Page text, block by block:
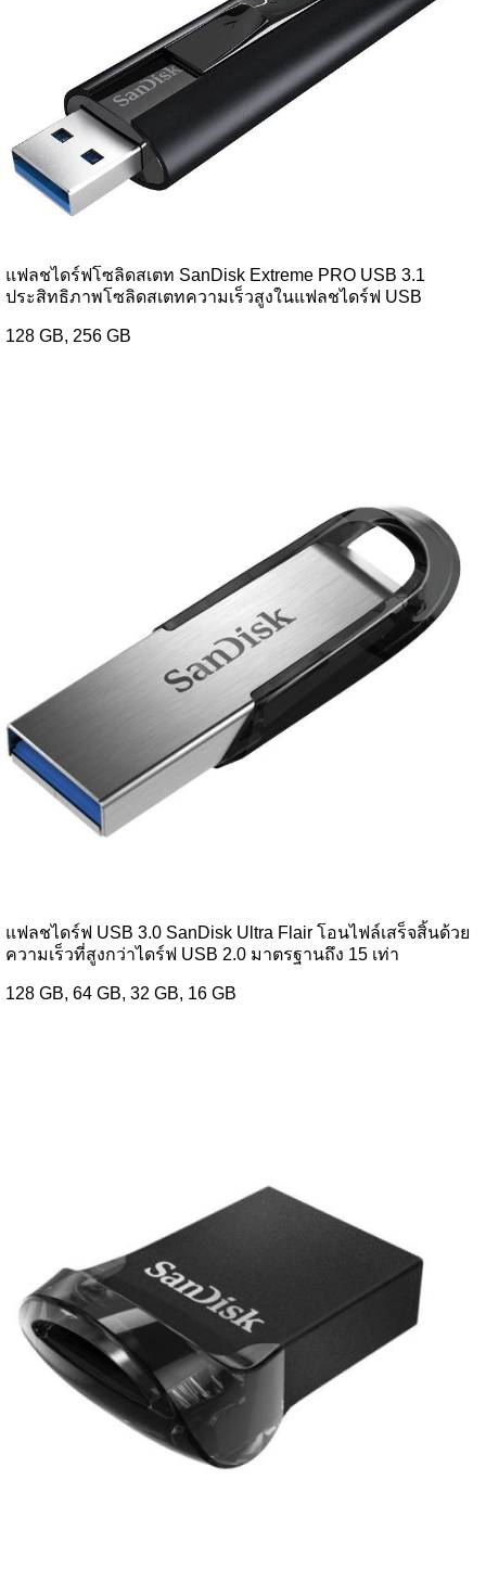
แฟลชไดร์ฟโซลิดสเตท SanDisk Extreme PRO USB 3.1
ประสิทธิภาพโซลิดสเตทความเร็วสูงในแฟลชไดร์ฟ USB
128 GB, 256 GB
แฟลชไดร์ฟ USB 3.0 SanDisk Ultra Flair โอนไฟล์เสร็จสิ้นด้วย
ความเร็วที่สูงกว่าไดร์ฟ USB 2.0 มาตรฐานถึง 15 เท่า
128 GB, 64 GB, 32 GB, 16 GB